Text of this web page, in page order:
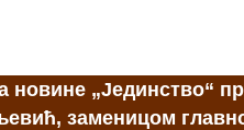
„Јединство“
заменицом